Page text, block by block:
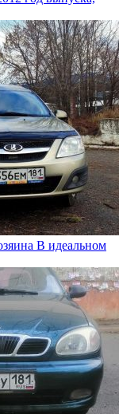
В идеальном